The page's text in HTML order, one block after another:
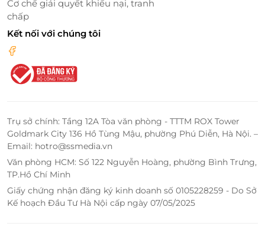
Thưởng thức bữa ăn đặc biệt tại Cyclo Bistro –
tầng 3
Set menu ăn trưa hoặc tối dành cho 2 khách
Đầu bếp chuyên nghiệp, thực đơn tinh tế,
chuẩn chất lượng.
Kết hợp hài hòa giữa nghỉ dưỡng và ẩm thực
chất lượng.
Cơ chế giải quyết khiếu nại, tranh
chấp
Kết nối với chúng tôi
Trụ sở chính: Tầng 12A Tòa văn phòng - TTTM ROX Tower
Goldmark City 136 Hồ Tùng Mậu, phường Phú Diễn, Hà Nội. –
Email: hotro@ssmedia.vn
Văn phòng HCM: Số 122 Nguyễn Hoàng, phường Bình Trưng,
TP.Hồ Chí Minh
Giấy chứng nhận đăng ký kinh doanh số 0105228259 - Do Sở
Kế hoạch Đầu Tư Hà Nội cấp ngày 07/05/2025